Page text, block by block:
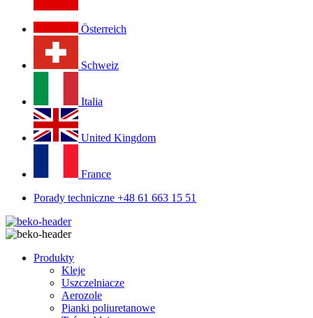
Österreich
Schweiz
Italia
United Kingdom
France
Porady techniczne +48 61 663 15 51
Produkty
Kleje
Uszczelniacze
Aerozole
Pianki poliuretanowe